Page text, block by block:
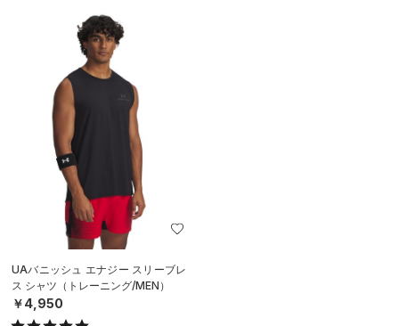
UAバニッシュ エナジー スリーブレ
ス シャツ（トレーニング/MEN）
￥4,950